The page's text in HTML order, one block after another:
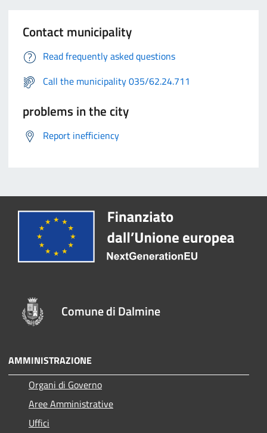
Contact municipality
Read frequently asked questions
Call the municipality 035/62.24.711
problems in the city
Report inefficiency
Comune di Dalmine
AMMINISTRAZIONE
Organi di Governo
Aree Amministrative
Uffici